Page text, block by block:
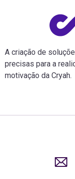
A criação de
precisas para a
motivação da Cryah.